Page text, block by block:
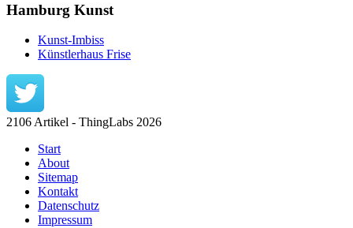
Hamburg Kunst
Kunst-Imbiss
Künstlerhaus Frise
2106 Artikel - ThingLabs 2026
Start
About
Sitemap
Kontakt
Datenschutz
Impressum